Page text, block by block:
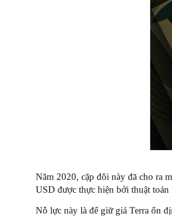
Năm 2020, cặp đôi này đã cho ra
USD được thực hiện bởi thuật
Nỗ lực này là để giữ giá Terra ổn